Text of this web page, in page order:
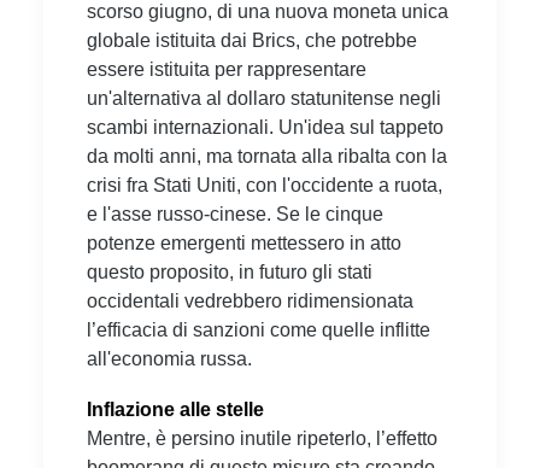
scorso giugno, di una nuova moneta unica
globale istituita dai Brics, che potrebbe
essere istituita per rappresentare
un'alternativa al dollaro statunitense negli
scambi internazionali. Un'idea sul tappeto
da molti anni, ma tornata alla ribalta con la
crisi fra Stati Uniti, con l'occidente a ruota,
e l'asse russo-cinese. Se le cinque
potenze emergenti mettessero in atto
questo proposito, in futuro gli stati
occidentali vedrebbero ridimensionata
l’efficacia di sanzioni come quelle inflitte
all'economia russa.
Inflazione alle stelle
Mentre, è persino inutile ripeterlo, l’effetto